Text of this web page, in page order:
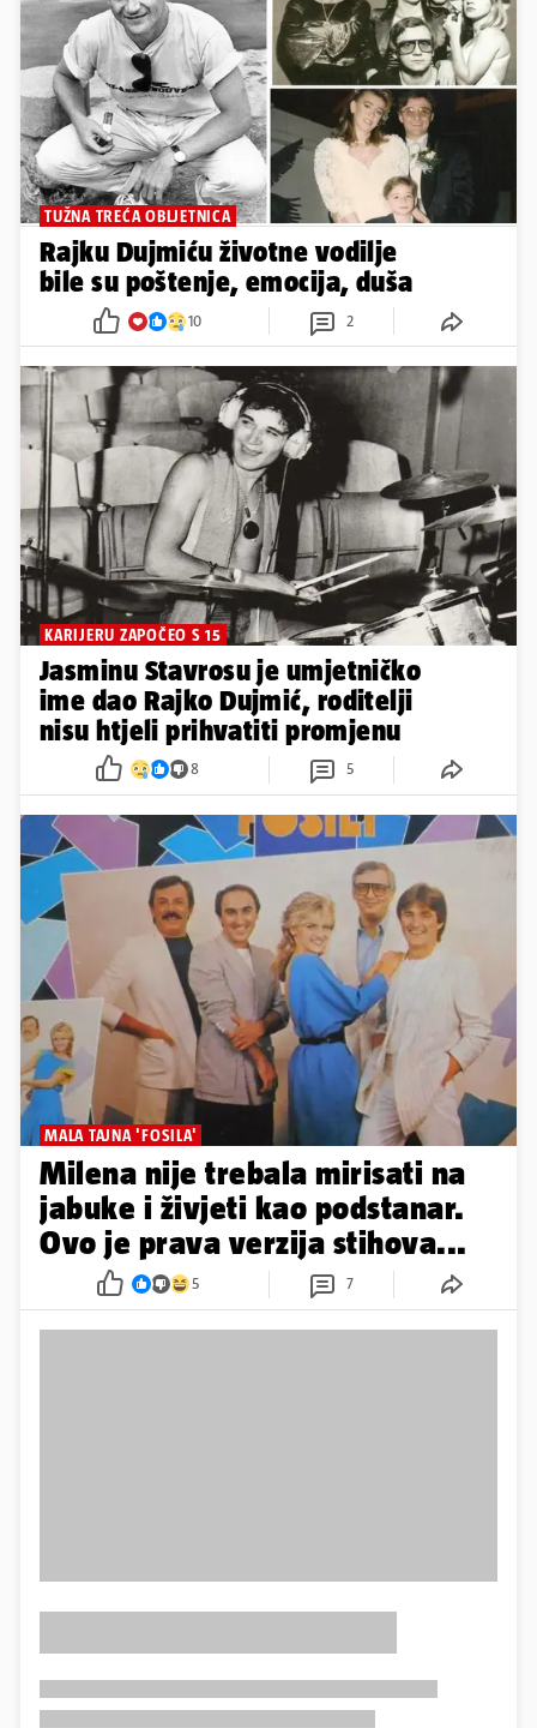
TUŽNA TREĆA OBLJETNICA
Rajku Dujmiću životne vodilje
bile su poštenje, emocija, duša
10 2
KARIJERU ZAPOČEO S 15
Jasminu Stavrosu je umjetničko
ime dao Rajko Dujmić, roditelji
nisu htjeli prihvatiti promjenu
8 5
MALA TAJNA 'FOSILA'
Milena nije trebala mirisati na
jabuke i živjeti kao podstanar.
Ovo je prava verzija stihova...
5 7